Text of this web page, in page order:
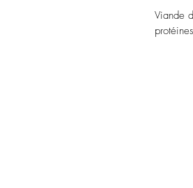
Viande